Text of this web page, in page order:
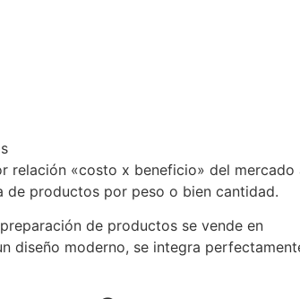
relación «costo x beneficio» del mercado
de productos por peso o bien cantidad.
de productos se vende en
diseño moderno, se integra